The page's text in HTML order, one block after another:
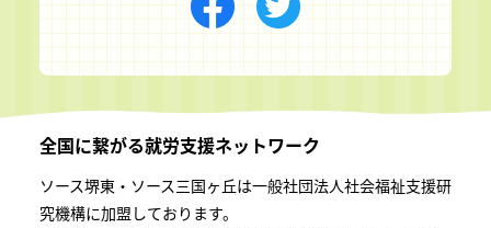
全国に繋がる就労支援ネットワーク
ソース堺東・ソース三国ヶ丘は一般社団法⼈社会福祉⽀援研
究機構に加盟しております。